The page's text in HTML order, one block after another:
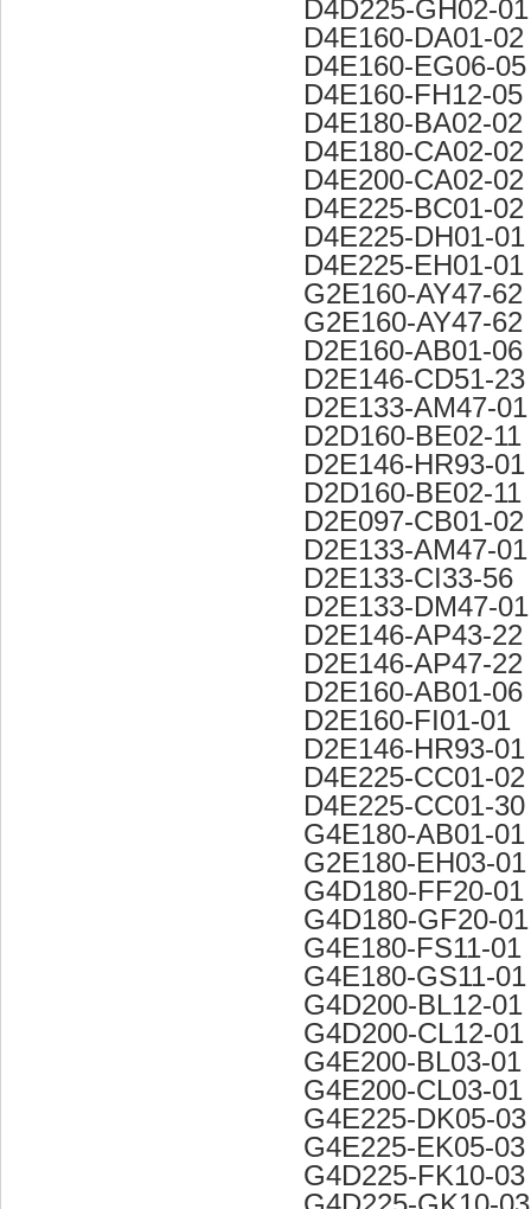
D4D225-GH02-01
D4E160-DA01-02
D4E160-EG06-05
D4E160-FH12-05
D4E180-BA02-02
D4E180-CA02-02
D4E200-CA02-02
D4E225-BC01-02
D4E225-DH01-01
D4E225-EH01-01
G2E160-AY47-62
G2E160-AY47-62
D2E160-AB01-06
D2E146-CD51-23
D2E133-AM47-01
D2D160-BE02-11
D2E146-HR93-01
D2D160-BE02-11
D2E097-CB01-02
D2E133-AM47-01
D2E133-CI33-56
D2E133-DM47-01
D2E146-AP43-22
D2E146-AP47-22
D2E160-AB01-06
D2E160-FI01-01
D2E146-HR93-01
D4E225-CC01-02
D4E225-CC01-30
G4E180-AB01-01
G2E180-EH03-01
G4D180-FF20-01
G4D180-GF20-01
G4E180-FS11-01
G4E180-GS11-01
G4D200-BL12-01
G4D200-CL12-01
G4E200-BL03-01
G4E200-CL03-01
G4E225-DK05-03
G4E225-EK05-03
G4D225-FK10-03